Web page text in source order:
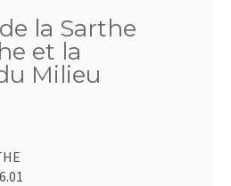
la Sarthe
et la
Milieu